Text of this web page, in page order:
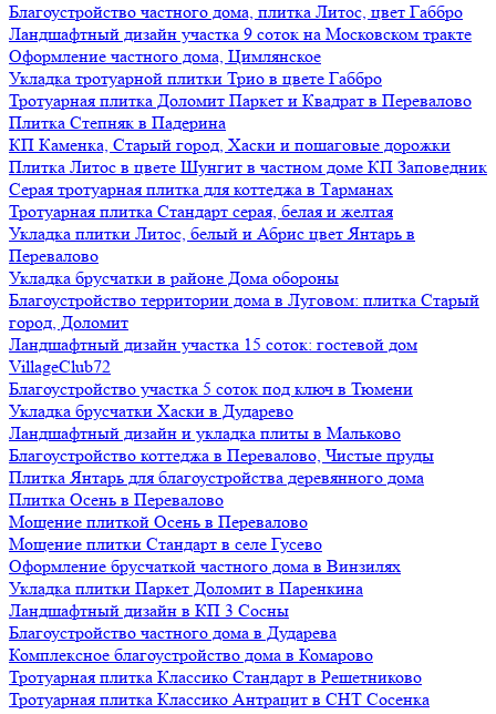
Благоустройство частного дома, плитка Литос, цвет Габбро
Ландшафтный дизайн участка 9 соток на Московском тракте
Оформление частного дома, Цимлянское
Укладка тротуарной плитки Трио в цвете Габбро
Тротуарная плитка Доломит Паркет и Квадрат в Перевалово
Плитка Степняк в Падерина
КП Каменка, Старый город, Хаски и пошаговые дорожки
Плитка Литос в цвете Шунгит в частном доме КП Заповедник
Серая тротуарная плитка для коттеджа в Тарманах
Тротуарная плитка Стандарт серая, белая и желтая
Укладка плитки Литос, белый и Абрис цвет Янтарь в
Перевалово
Укладка брусчатки в районе Дома обороны
Благоустройство территории дома в Луговом: плитка Старый
город, Доломит
Ландшафтный дизайн участка 15 соток: гостевой дом
VillageClub72
Благоустройство участка 5 соток под ключ в Тюмени
Укладка брусчатки Хаски в Дударево
Ландшафтный дизайн и укладка плиты в Мальково
Благоустройство коттеджа в Перевалово, Чистые пруды
Плитка Янтарь для благоустройства деревянного дома
Плитка Осень в Перевалово
Мощение плиткой Осень в Перевалово
Мощение плитки Стандарт в селе Гусево
Оформление брусчаткой частного дома в Винзилях
Укладка плитки Паркет Доломит в Паренкина
Ландшафтный дизайн в КП 3 Сосны
Благоустройство частного дома в Дударева
Комплексное благоустройство дома в Комарово
Тротуарная плитка Классико Стандарт в Решетниково
Тротуарная плитка Классико Антрацит в СНТ Сосенка